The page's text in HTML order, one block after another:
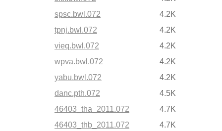
spsc.bwl.072
4.2K
tpnj.bwl.072
4.2K
vieq.bwl.072
4.2K
wpva.bwl.072
4.2K
yabu.bwl.072
4.2K
danc.pth.072
4.5K
46403_tha_2011.072
4.7K
46403_thb_2011.072
4.7K